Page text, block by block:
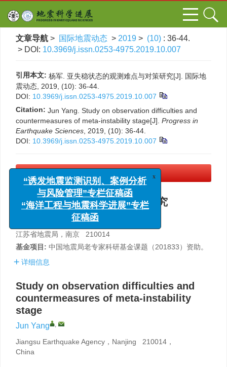
文章导航 > 国际地震动态 > 2019 > (10) : 36-44.
> DOI: 10.3969/j.issn.0253-4975.2019.10.007
引用本文: 杨军. 亚失稳状态的观测难点与对策研究[J]. 国际地
震动态, 2019, (10): 36-44.
DOI: 10.3969/j.issn.0253-4975.2019.10.007
Citation: Jun Yang. Study on observation difficulties and
countermeasures of meta-instability stage[J]. Progress in
Earthquake Sciences , 2019, (10): 36-44.
DOI: 10.3969/j.issn.0253-4975.2019.10.007
亚失稳状态的观测难点与对策研究
江苏省地震局，南京 210014
基金项目: 中国地震局老专家科研基金课题（201833）资助。
详细信息
Study on observation difficulties and
countermeasures of meta-instability
stage
Jun Yang ,
Jiangsu Earthquake Agency，Nanjing 210014，
China
“诱发地震监测识别、案例分析
与风险管理”专栏征稿函
“海洋工程与地震科学进展”专栏
征稿函